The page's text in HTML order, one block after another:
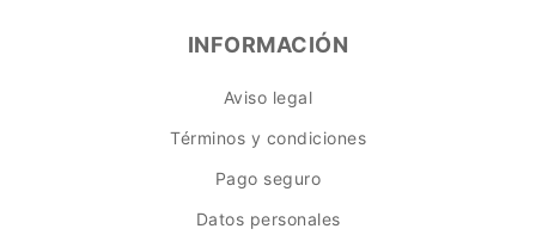
INFORMACIÓN
Aviso legal
Términos y condiciones
Pago seguro
Datos personales